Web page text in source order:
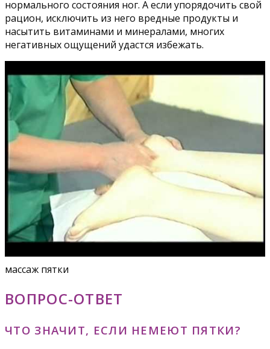
нормального состояния ног. А если упорядочить свой
рацион, исключить из него вредные продукты и
насытить витаминами и минералами, многих
негативных ощущений удастся избежать.
массаж пятки
ВОПРОС-ОТВЕТ
ЧТО ЗНАЧИТ, ЕСЛИ НЕМЕЮТ ПЯТКИ?